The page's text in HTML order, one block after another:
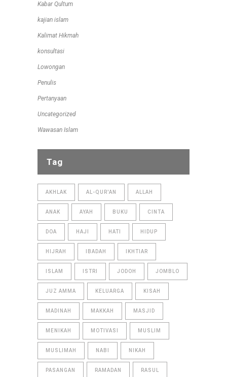
Kabar Qultum
kajian islam
Kalimat Hikmah
konsultasi
Lowongan
Penulis
Pertanyaan
Uncategorized
Wawasan Islam
Tag
AKHLAK AL-QUR'AN ALLAH
ANAK AYAH BUKU CINTA
DOA HAJI HATI HIDUP
HIJRAH IBADAH IKHTIAR
ISLAM ISTRI JODOH JOMBLO
JUZ AMMA KELUARGA KISAH
MADINAH MAKKAH MASJID
MENIKAH MOTIVASI MUSLIM
MUSLIMAH NABI NIKAH
PASANGAN RAMADAN RASUL